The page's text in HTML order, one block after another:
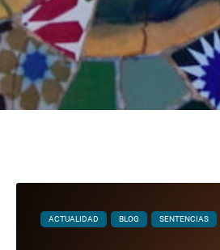
ACTUALIDAD BLOG SENTENCIAS